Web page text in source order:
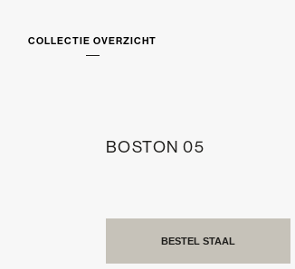
COLLECTIE OVERZICHT
BOSTON 05
BESTEL STAAL